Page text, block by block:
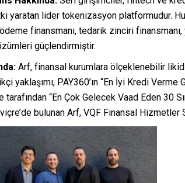
yaratan lider tokenizasyon platformudur.
finansmanı, tedarik zinciri
güçlendirmiştir.
Arf, finansal kurumlara ölçeklenebilir
yaklaşımı, PAY360’ın “En İyi Kredi
“En Çok Gelecek Vaad Eden 30
bulunan Arf, VQF Finansal Hizmetler